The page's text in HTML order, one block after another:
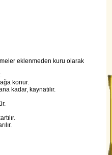
eklenmeden kuru olarak
konur.
kadar, kaynatılır.